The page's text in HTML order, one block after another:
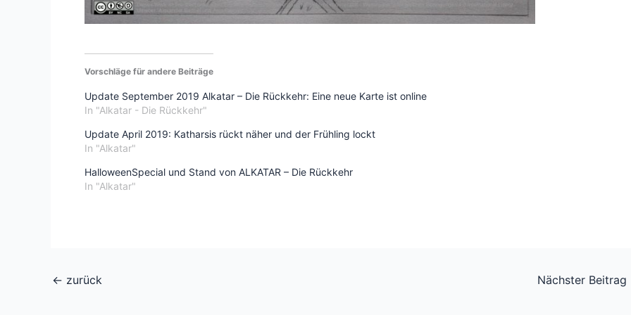
Vorschläge für andere Beiträge
Update September 2019 Alkatar – Die Rückkehr: Eine neue Karte ist online
In "Alkatar - Die Rückkehr"
Update April 2019: Katharsis rückt näher und der Frühling lockt
In "Alkatar"
HalloweenSpecial und Stand von ALKATAR – Die Rückkehr
In "Alkatar"
← zurück Nächster Beitrag